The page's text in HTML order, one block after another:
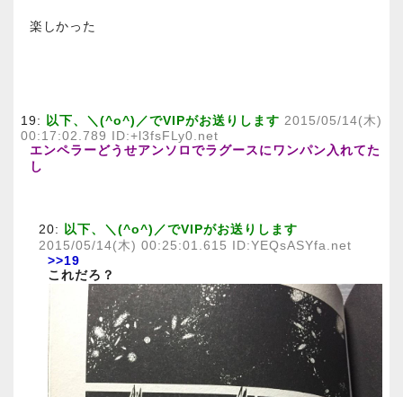
楽しかった
19: 以下、＼(^o^)／でVIPがお送りします 2015/05/14(木)
00:17:02.789 ID:+l3fsFLy0.net
エンペラーどうせアンソロでラグースにワンパン入れてた
し
20: 以下、＼(^o^)／でVIPがお送りします
2015/05/14(木) 00:25:01.615 ID:YEQsASYfa.net
>>19
これだろ？